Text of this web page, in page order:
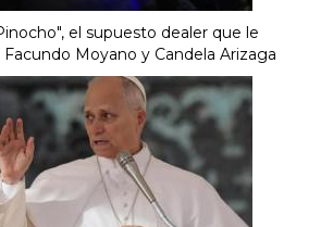
el supuesto dealer que le
Moyano y Candela Arizaga